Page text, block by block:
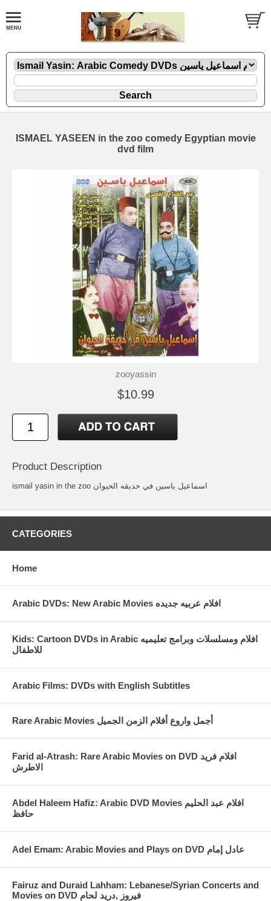
ISMAEL YASEEN in the zoo comedy Egyptian movie
dvd film
zooyassin
$10.99
Product Description
ismail yasin in the zoo اسماعيل ياسين في حديقه الحيوان
CATEGORIES
Home
Arabic DVDs: New Arabic Movies افلام عربيه جديده
Kids: Cartoon DVDs in Arabic افلام ومسلسلات وبرامج تعليميه
للاطفال
Arabic Films: DVDs with English Subtitles
Rare Arabic Movies أجمل واروع أفلام الزمن الجميل
Farid al-Atrash: Rare Arabic Movies on DVD افلام فريد
الاطرش
Abdel Haleem Hafiz: Arabic DVD Movies افلام عبد الحليم
حافظ
Fairuz and Duraid Lahham: Lebanese/Syrian Concerts and
Movies on DVD فيروز ,دريد لحام